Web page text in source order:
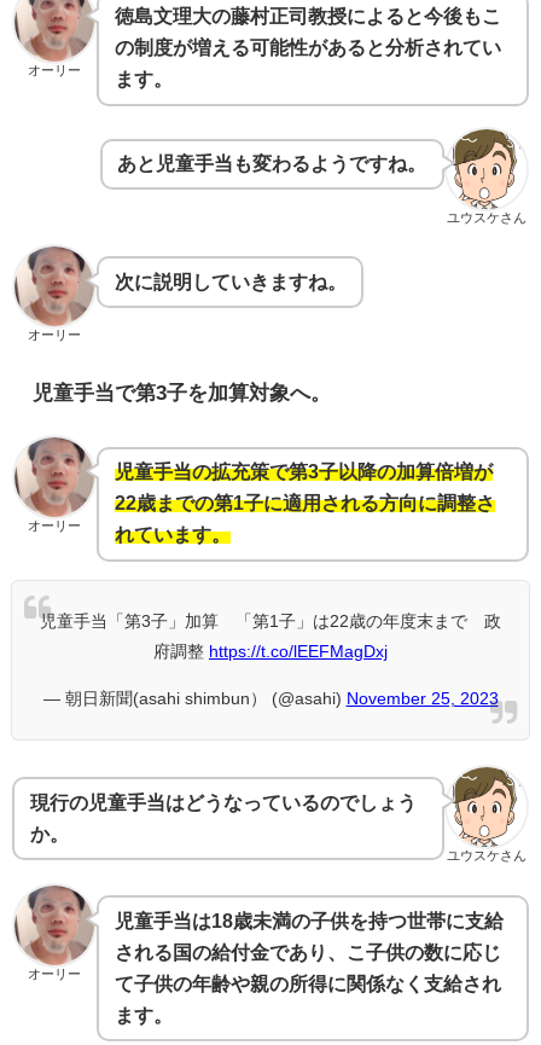
オーリー
徳島文理大の藤村正司教授によると今後もこ
の制度が増える可能性があると分析されてい
ます。
ユウスケさん
あと児童手当も変わるようですね。
オーリー
次に説明していきますね。
児童手当で第3子を加算対象へ。
オーリー
児童手当の拡充策で第3子以降の加算倍増が
22歳までの第1子に適用される方向に調整さ
れています。
児童手当「第3子」加算 「第1子」は22歳の年度末まで 政
府調整 https://t.co/lEEFMagDxj
— 朝日新聞(asahi shimbun） (@asahi) November 25, 2023
ユウスケさん
現行の児童手当はどうなっているのでしょう
か。
オーリー
児童手当は18歳未満の子供を持つ世帯に支給
される国の給付金であり、こ子供の数に応じ
て子供の年齢や親の所得に関係なく支給され
ます。